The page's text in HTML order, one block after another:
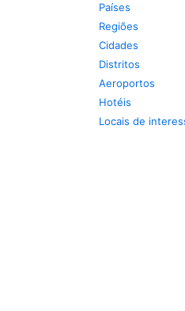
Países
Regiões
Cidades
Distritos
Aeroportos
Hotéis
Locais de